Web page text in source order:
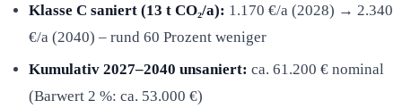
Klasse C saniert (13 t CO₂/a): 1.170 €/a (2028) → 2.340
€/a (2040) – rund 60 Prozent weniger
Kumulativ 2027–2040 unsaniert: ca. 61.200 € nominal
(Barwert 2 %: ca. 53.000 €)